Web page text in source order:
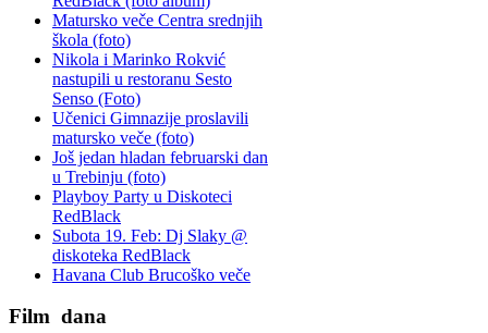
Matursko veče Centra srednjih
škola (foto)
Nikola i Marinko Rokvić
nastupili u restoranu Sesto
Senso (Foto)
Učenici Gimnazije proslavili
matursko veče (foto)
Još jedan hladan februarski dan
u Trebinju (foto)
Playboy Party u Diskoteci
RedBlack
Subota 19. Feb: Dj Slaky @
diskoteka RedBlack
Havana Club Brucoško veče
Film dana